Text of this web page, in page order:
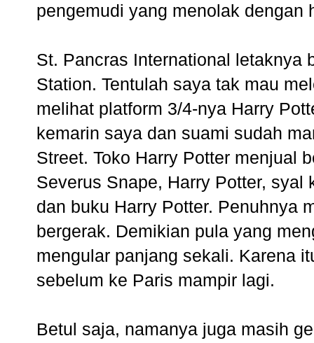
pengemudi yang menolak dengan
St. Pancras International letaknya
Station. Tentulah saya tak mau
melihat platform 3/4-nya Harry
kemarin saya dan suami sudah
Street. Toko Harry Potter menjual
Severus Snape, Harry Potter,
dan buku Harry Potter. Penuhnya
bergerak. Demikian pula yang
mengular panjang sekali. Karena
sebelum ke Paris mampir lagi.
Betul saja, namanya juga masih